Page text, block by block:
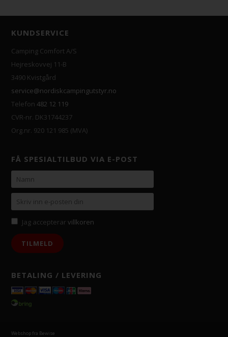
KUNDSERVICE
Camping Comfort A/S
Hejreskovvej 11-B
3490 Kvistgård
service@nordiskcampingutstyr.no
Telefon482 12 119
CVR-nr. DK31744237
Org.nr. 920 121 985 (MVA)
FÅ SPESIALTILBUD VIA E-POST
Jag accepterarvillkoren
BETALING / LEVERING
Webshop fra Bewise